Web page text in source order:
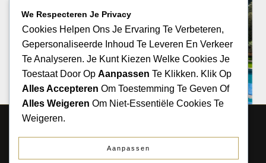
RÉSERVÉS.
We Respecteren Je Privacy
Cookies Helpen Ons Je Ervaring Te Verbeteren,
Gepersonaliseerde Inhoud Te Leveren En Verkeer
Te Analyseren. Je Kunt Kiezen Welke Cookies Je
Toestaat Door Op Aanpassen Te Klikken. Klik Op
Alles Accepteren Om Toestemming Te Geven Of
Alles Weigeren Om Niet-Essentiële Cookies Te
Weigeren.
Aanpassen